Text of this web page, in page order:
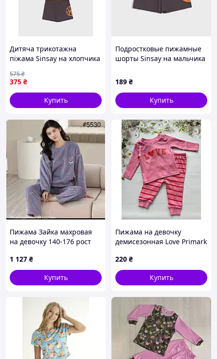
Дитяча трикотажна
піжама Sinsay на хлопчика
375 ₴
575₴
Купить
Подростковые пижамные
шорты Sinsay на мальчика
189 ₴
Купить
Пижама Зайка махровая
на девочку 140-176 рост
1 127 ₴
Купить
Пижама на девочку
демисезонная Love Primark
220 ₴
Купить